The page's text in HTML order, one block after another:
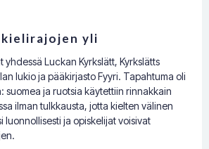
yli
yhdessä Luckan Kyrkslätt, Kyrkslätts
lukio ja pääkirjasto Fyyri. Tapahtuma oli
suomea ja ruotsia käytettiin rinnakkain
ilman tulkkausta, jotta kielten välinen
luonnollisesti ja opiskelijat voisivat